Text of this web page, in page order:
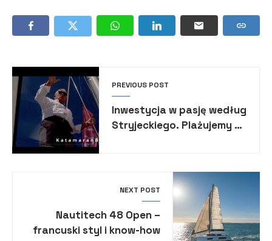
PREVIOUS POST
Inwestycja w pasję według
Stryjeckiego. Plażujemy na
NEXT POST
Nautitech 48 Open –
francuski styl i know-how